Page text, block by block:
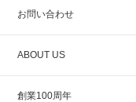
お問い合わせ
ABOUT US
創業100周年